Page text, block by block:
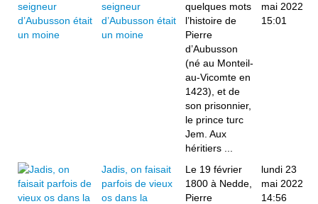
seigneur
d’Aubusson était
un moine
quelques mots
l’histoire de
Pierre
d’Aubusson
(né au Monteil-
au-Vicomte en
1423), et de
son prisonnier,
le prince turc
Jem. Aux
héritiers ...
mai 2022
15:01
Jadis, on faisait
parfois de vieux
os dans la
Le 19 février
1800 à Nedde,
Pierre
lundi 23
mai 2022
14:56